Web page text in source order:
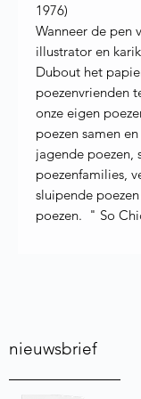
1976)
Wanneer de pen
illustrator en
Dubout het
poezenvrienden
onze eigen
poezen samen
jagende poezen,
poezenfamilies,
sluipende
poezen. " So
nieuwsbrief